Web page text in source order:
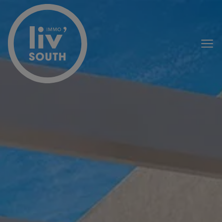
Passer le menu et aller au contenu